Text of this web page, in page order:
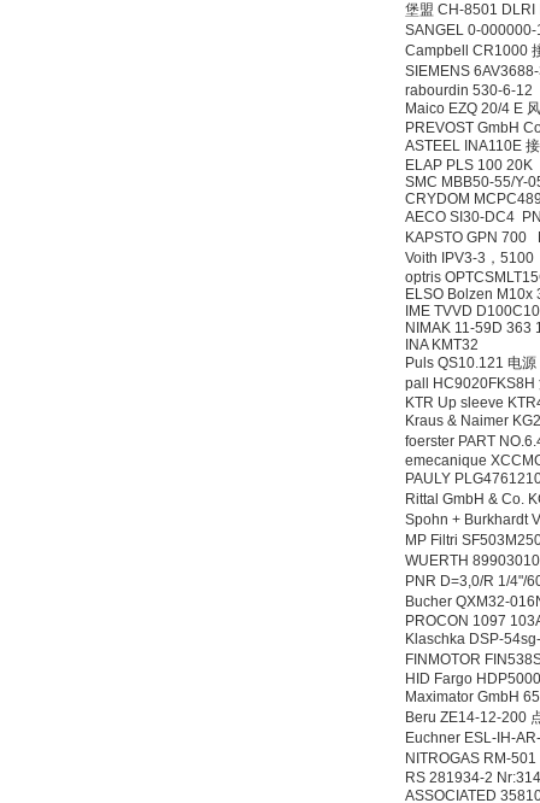
堡盟 CH-8501
SANGEL 0-
Campbell CR1000
SIEMENS
rabourdin 530-6-12
Maico EZQ 20/4 E
PREVOST GmbH
ASTEEL INA110E
ELAP PLS 100 20K
SMC MBB50-55/Y-
CRYDOM
AECO SI30-DC4
KAPSTO GPN 700
Voith IPV3-3，5100
optris
ELSO Bolzen
IME TVVD
NIMAK 11-59D 363
INA KMT32
Puls QS10.121 电源
pall HC9020FKS8H
KTR Up sleeve
Kraus & Naimer
foerster PART
emecanique
PAULY
Rittal GmbH & Co.
Spohn + Burkhardt
MP Filtri
WUERTH
PNR D=3,0/R 1/4"/
Bucher QXM32-
PROCON 1097
Klaschka DSP-
FINMOTOR
HID Fargo
Maximator GmbH
Beru ZE14-12-200
Euchner ESL-IH-
NITROGAS RM-501
RS 281934-2
ASSOCIATED